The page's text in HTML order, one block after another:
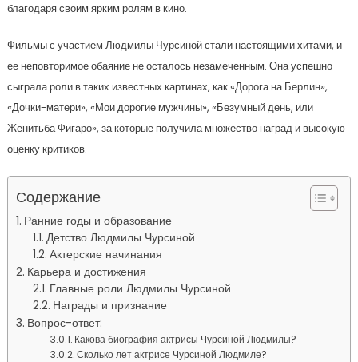
благодаря своим ярким ролям в кино.
Фильмы с участием Людмилы Чурсиной стали настоящими хитами, и
ее неповторимое обаяние не осталось незамеченным. Она успешно
сыграла роли в таких известных картинах, как «Дорога на Берлин»,
«Дочки-матери», «Мои дорогие мужчины», «Безумный день, или
Женитьба Фигаро», за которые получила множество наград и высокую
оценку критиков.
Содержание
Ранние годы и образование
Детство Людмилы Чурсиной
Актерские начинания
Карьера и достижения
Главные роли Людмилы Чурсиной
Награды и признание
Вопрос-ответ:
Какова биография актрисы Чурсиной Людмилы?
Сколько лет актрисе Чурсиной Людмиле?